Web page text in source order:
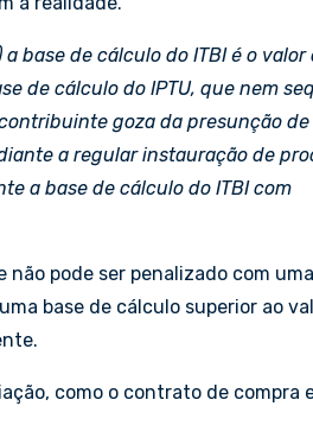
a base de cálculo do ITBI é o valor
de cálculo do IPTU, que nem
goza da presunção
a regular instauração de
a base de cálculo do ITBI com
pode ser penalizado com uma
base de cálculo superior ao
como o contrato de compra